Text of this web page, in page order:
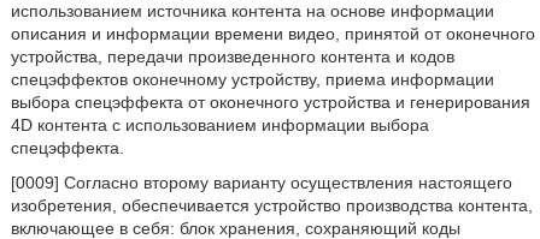
использованием источника контента на основе информации
описания и информации времени видео, принятой от оконечного
устройства, передачи произведенного контента и кодов
спецэффектов оконечному устройству, приема информации
выбора спецэффекта от оконечного устройства и генерирования
4D контента с использованием информации выбора
спецэффекта.
[0009] Согласно второму варианту осуществления настоящего
изобретения, обеспечивается устройство производства контента,
включающее в себя: блок хранения, сохраняющий коды